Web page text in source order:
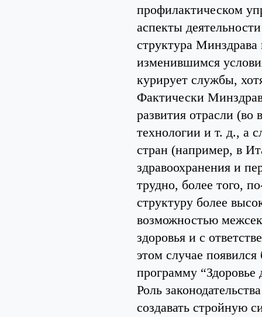
профилактическом
аспекты
структура Минздрава
изменившимся
курирует службы,
Фактически
развития отрасли (во
технологии и т. д., а
стран (например, в
здравоохранения и
трудно, более того,
структуру более
возможностью
здоровья и с
этом случае
программу “Здоровье
Роль
создавать стройную